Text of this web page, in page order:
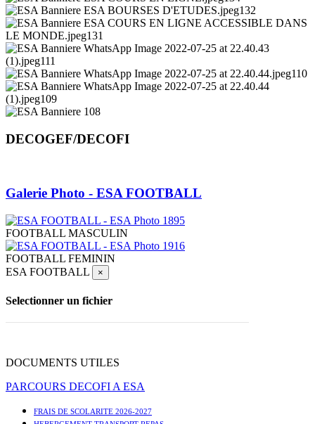
DECOGEF/DECOFI
Galerie Photo - ESA FOOTBALL
FOOTBALL MASCULIN
FOOTBALL FEMININ
ESA FOOTBALL
×
Selectionner un fichier
DOCUMENTS UTILES
PARCOURS DECOFI A ESA
FRAIS DE SCOLARITE 2026-2027